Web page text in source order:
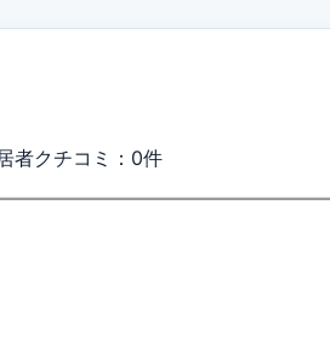
者クチコミ：0件